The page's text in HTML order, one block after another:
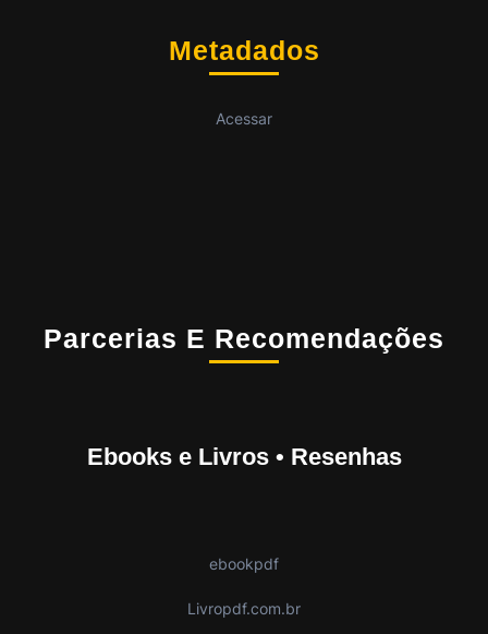
Metadados
Acessar
Parcerias E Recomendações
Ebooks e Livros • Resenhas
ebookpdf
Livropdf.com.br